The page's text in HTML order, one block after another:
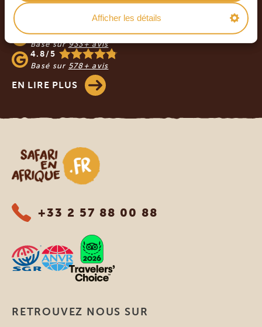
Afficher les détails
NOS CLIENTS NOUS RECOMMANDENT
4.9/5
Basé sur933+ avis
4.8/5
Basé sur 578+ avis
EN LIRE PLUS
Safari en Afrique
+33 2 57 88 00 88
RETROUVEZ NOUS SUR